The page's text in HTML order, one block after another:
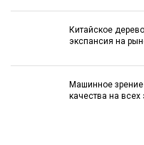
Китайское
экспансия на
Машинное зрение
качества на всех